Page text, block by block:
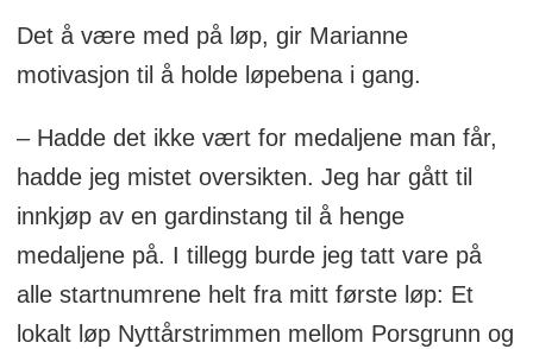
Det å være med på løp, gir Marianne
motivasjon til å holde løpebena i gang.
– Hadde det ikke vært for medaljene man får,
hadde jeg mistet oversikten. Jeg har gått til
innkjøp av en gardinstang til å henge
medaljene på. I tillegg burde jeg tatt vare på
alle startnumrene helt fra mitt første løp: Et
lokalt løp Nyttårstrimmen mellom Porsgrunn og